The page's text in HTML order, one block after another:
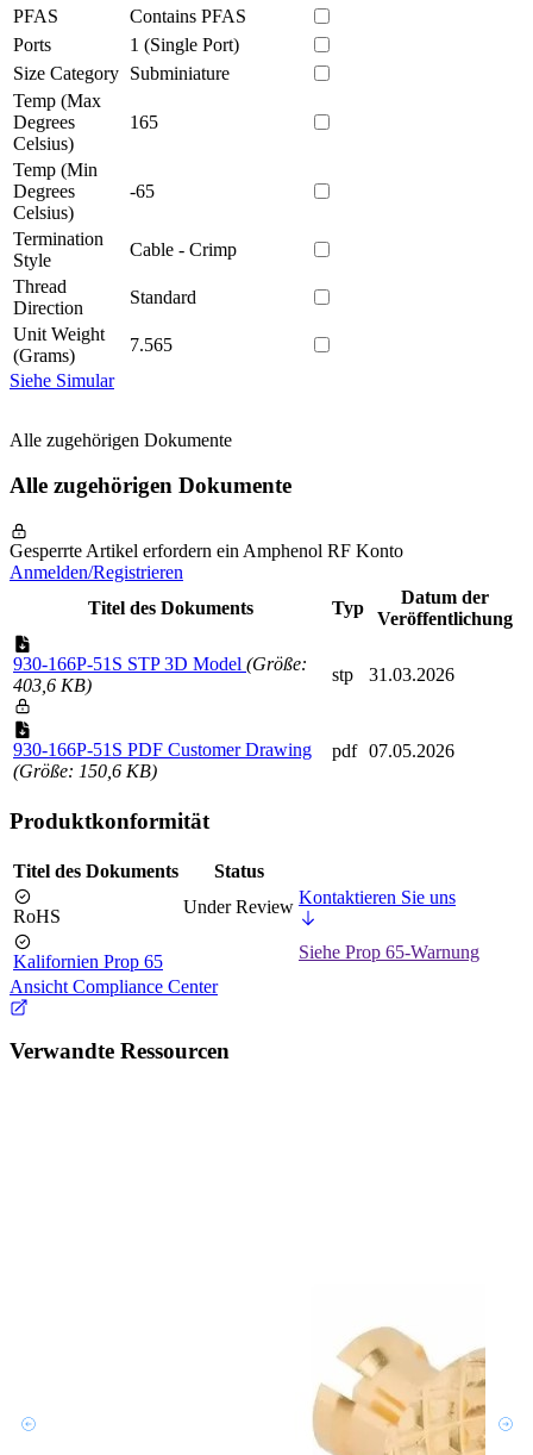
PFAS
Contains PFAS
Ports
1 (Single Port)
Size Category Subminiature
Temp (Max
Degrees
Celsius)
165
Temp (Min
Degrees
Celsius)
-65
Termination
Style
Cable - Crimp
Thread
Direction
Standard
Unit Weight
(Grams)
7.565
Siehe Simular
Alle zugehörigen Dokumente
Alle zugehörigen Dokumente
Gesperrte Artikel erfordern ein Amphenol RF Konto
Anmelden/Registrieren
Titel des Dokuments
Typ
Datum der
Veröffentlichung
930-166P-51S STP 3D Model (Größe:
403,6 KB)
stp 31.03.2026
930-166P-51S PDF Customer Drawing
(Größe: 150,6 KB)
pdf 07.05.2026
Produktkonformität
Titel des Dokuments Status
RoHS Under Review Kontaktieren Sie uns
Kalifornien Prop 65
Siehe Prop 65-Warnung
Ansicht Compliance Center
Verwandte Ressourcen